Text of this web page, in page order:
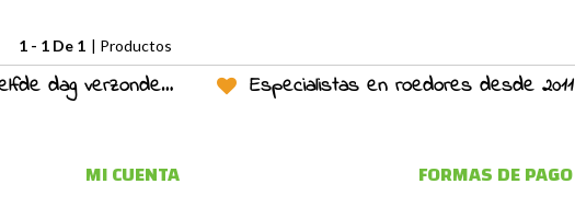
1 - 1 De 1 | Productos
dag verzonden! Especialistas en roedores desde 2011
MI CUENTA FORMAS DE PAGO